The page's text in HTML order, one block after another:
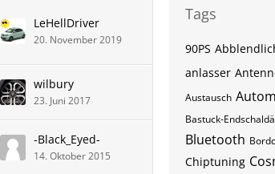
LeHellDriver
20. November 2019
wilbury
23. Juni 2017
-Black_Eyed-
14. Oktober 2015
Tags
90PS
anlasser
Austausch
Bastuck-
Bluetooth
Chiptuning